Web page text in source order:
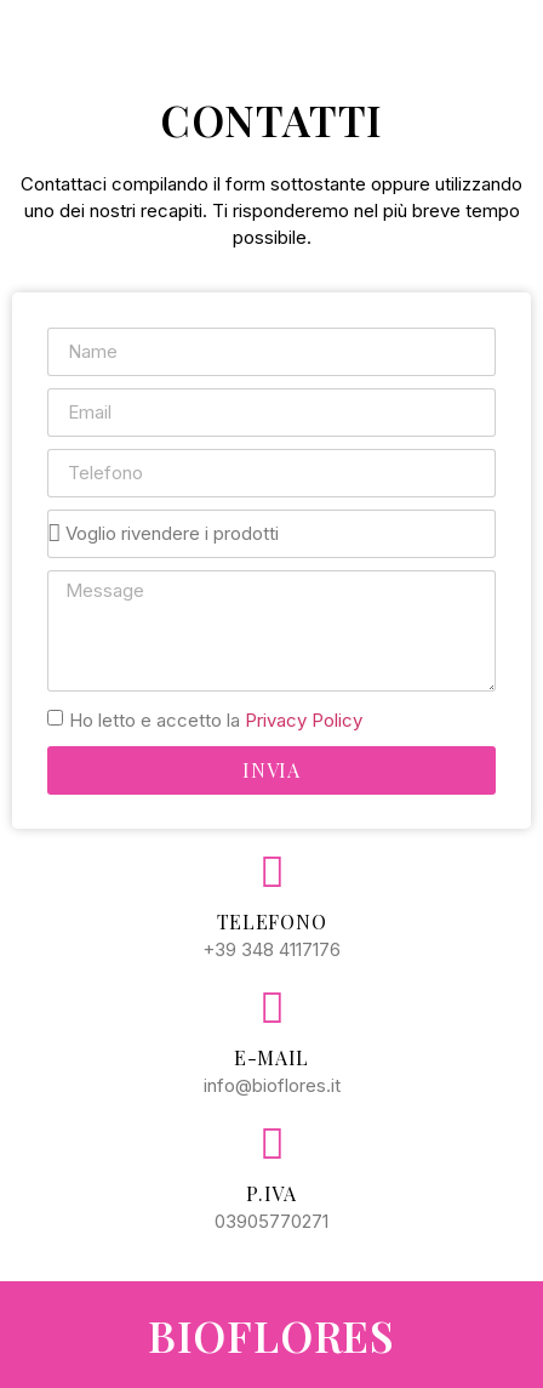
CONTATTI
Contattaci compilando il form sottostante oppure utilizzando
uno dei nostri recapiti. Ti risponderemo nel più breve tempo
possibile.
Ho letto e accetto la Privacy Policy
INVIA
TELEFONO
+39 348 4117176
E-MAIL
info@bioflores.it
P.IVA
03905770271
BIOFLORES